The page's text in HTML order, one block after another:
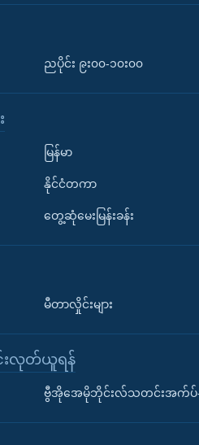
ညပိုင်း ၉း၀၀-၁၀း၀၀
မြန်မာ
နိုင်ငံတကာ
တွေ့ဆုံမေးမြန်းခန်း
မီတာလှိုင်းများ
းလုတ်ယူရန်
ဗွီအိုအေမိုဘိုင်းလ်သတင်းအက်ပ်-